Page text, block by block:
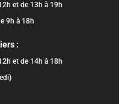
et de 13h à 19h
9h à 18h
:
et de 14h à 18h